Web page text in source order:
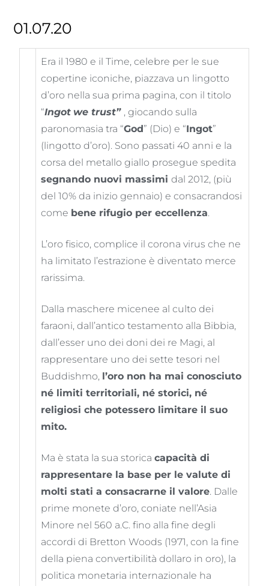
01.07.20
Era il 1980 e il Time, celebre per le sue
copertine iconiche, piazzava un lingotto
d’oro nella sua prima pagina, con il titolo
“Ingot we trust” , giocando sulla
paronomasia tra “God ” (Dio) e “Ingot”
(lingotto d’oro). Sono passati 40 anni e la
corsa del metallo giallo prosegue spedita
segnando nuovi massimidal 2012, (più
del 10% da inizio gennaio) e consacrandosi
come bene rifugio per eccellenza.
L’oro fisico, complice il corona virus che ne
ha limitato l’estrazione è diventato merce
rarissima.
Dalla maschere micenee al culto dei
faraoni, dall’antico testamento alla Bibbia,
dall’esser uno dei doni dei re Magi, al
rappresentare uno dei sette tesori nel
Buddishmo, l’oro non ha mai conosciuto
né limiti territoriali, né storici, né
religiosi che potessero limitare il suo
mito.
Ma è stata la sua storicacapacità di
rappresentare la base per le valute di
molti stati a consacrarne il valore. Dalle
prime monete d’oro, coniate nell’Asia
Minore nel 560 a.C. fino alla fine degli
accordi di Bretton Woods (1971, con la fine
della piena convertibilità dollaro in oro), la
politica monetaria internazionale ha